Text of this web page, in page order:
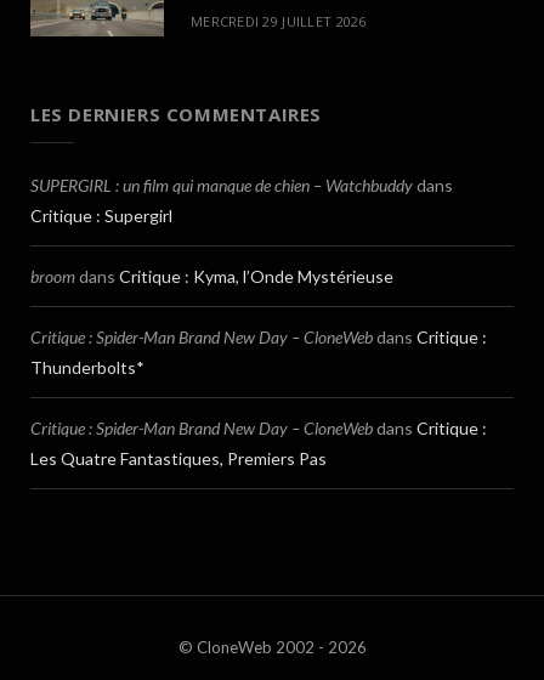
MERCREDI 29 JUILLET 2026
LES DERNIERS COMMENTAIRES
SUPERGIRL : un film qui manque de chien – Watchbuddydans
Critique : Supergirl
broomdans Critique : Kyma, l’Onde Mystérieuse
Critique : Spider-Man Brand New Day – CloneWebdans Critique :
Thunderbolts*
Critique : Spider-Man Brand New Day – CloneWebdans Critique :
Les Quatre Fantastiques, Premiers Pas
© CloneWeb 2002 - 2026